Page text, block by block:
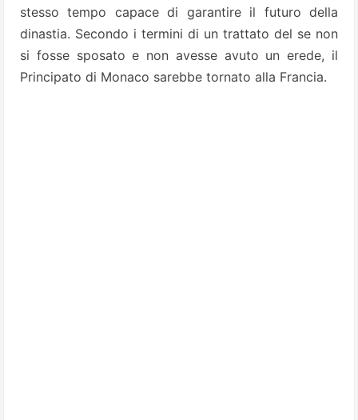
stesso tempo capace di garantire il futuro della
dinastia. Secondo i termini di un trattato del se non
si fosse sposato e non avesse avuto un erede, il
Principato di Monaco sarebbe tornato alla Francia.